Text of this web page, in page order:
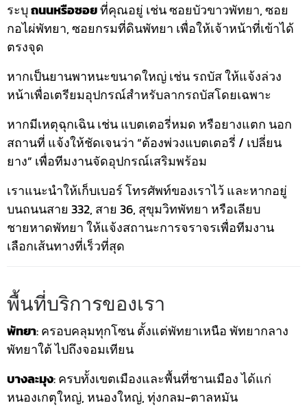
ระบุถนนหรือซอยที่คุณอยู่ เช่น ซอยบัวขาวพัทยา, ซอย
กอไผ่พัทยา, ซอยกรมที่ดินพัทยา เพื่อให้เจ้าหน้าที่เข้าได้
ตรงจุด
หากเป็นยานพาหนะขนาดใหญ่ เช่น รถบัส ให้แจ้งล่วง
หน้าเพื่อเตรียมอุปกรณ์สำหรับลากรถบัสโดยเฉพาะ
หากมีเหตุฉุกเฉิน เช่น แบตเตอรี่หมด หรือยางแตก นอก
สถานที่ แจ้งให้ชัดเจนว่า “ต้องพ่วงแบตเตอรี่ / เปลี่ยน
ยาง” เพื่อทีมงานจัดอุปกรณ์เสริมพร้อม
เราแนะนำให้เก็บเบอร์ โทรศัพท์ของเราไว้ และหากอยู่
บนถนนสาย 332, สาย 36, สุขุมวิทพัทยา หรือเลียบ
ชายหาดพัทยา ให้แจ้งสถานะการจราจรเพื่อทีมงาน
เลือกเส้นทางที่เร็วที่สุด
พื้นที่บริการของเรา
พัทยา: ครอบคลุมทุกโซน ตั้งแต่พัทยาเหนือ พัทยากลาง
พัทยาใต้ ไปถึงจอมเทียน
บางละมุง: ครบทั้งเขตเมืองและพื้นที่ชานเมือง ได้แก่
หนองเกตุใหญ่, หนองใหญ่, ทุ่งกลม-ตาลหมัน